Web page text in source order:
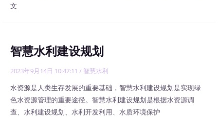
文
智慧水利建设规划
2023年9月14日 10:47:11 / 智慧水利
水资源是人类生存发展的重要基础，智慧水利建设规划是实现绿
色水资源管理的重要途径。智慧水利建设规划是根据水资源调
查、水利建设规划、水利开发利用、水质环境保护